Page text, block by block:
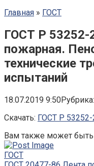
Главная » ГОСТ
ГОСТ Р 53252-
пожарная.
технические
испытаний
18.07.2019 9:50Рубрика:
Скачать: ГОСТ Р
Вам также может быть
ГОСТ